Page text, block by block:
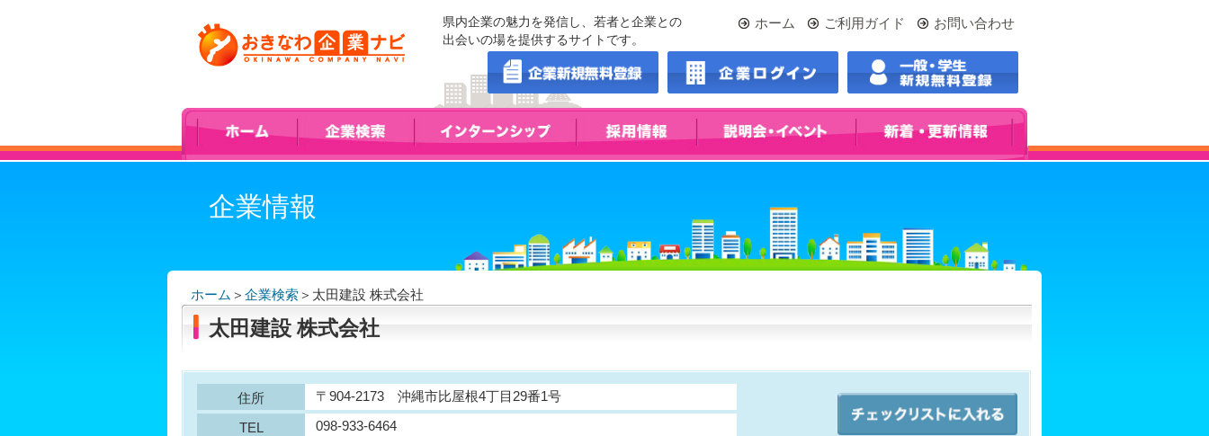
県内企業の魅力を発信し、若者と企業との
出会いの場を提供するサイトです。
ホーム ご利用ガイド お問い合わせ
企業情報
ホーム ＞ 企業検索＞ 太田建設 株式会社
太田建設 株式会社
住所 〒904-2173 沖縄市比屋根4丁目29番1号
TEL 098-933-6464